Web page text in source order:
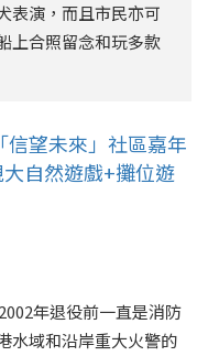
表演，而且市民亦可
上合照留念和玩多款
望未來」社區嘉年
自然遊戲+攤位遊
年退役前一直是消防
水域和沿岸重大火警的